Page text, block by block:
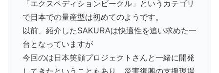
「エクスペディションビークル」というカテゴリ
で日本での量産型は初めてのようです。
以前、紹介したSAKURAは快適性を追い求めた一
台となっていますが
今回のは日本笑顔プロジェクトさんと一緒に開発
してきたということもあり、災害復興の支援現場